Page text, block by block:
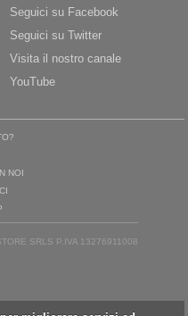
Seguici su Facebook
Seguici su Twitter
Visita il nostro canale
YouTube
NOI
SRLS P.IVA 13276911008